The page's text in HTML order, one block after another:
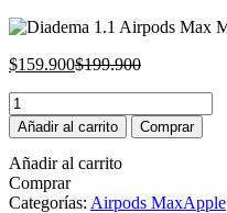
$159.900Current
$159.900.
$199.900Original
$199.900.
Diadema
1.1
Airpods
Max
Magneticas
Azul
Añadir al carrito Comprar
Añadir al carrito
Comprar
Categorías: Airpods MaxApple